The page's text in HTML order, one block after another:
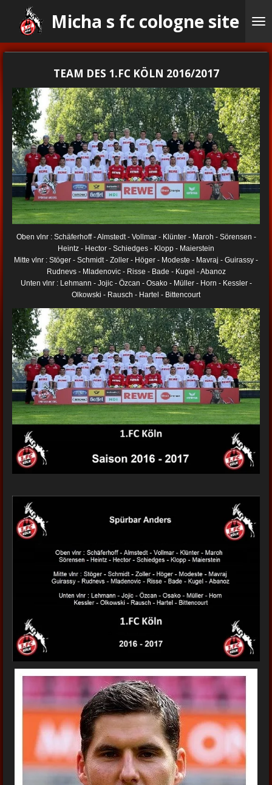
direct
naar
Micha s fc cologne site
TEAM DES 1.FC KÖLN 2016/2017
Oben vlnr : Schäferhoff - Almstedt - Vollmar - Klünter - Maroh - Sörensen -
Heintz - Hector - Schiedges - Klopp - Maierstein
Mitte vlnr : Stöger - Schmidt - Zoller - Höger - Modeste - Mavraj - Guirassy -
Rudnevs - Mladenovic - Risse - Bade - Kugel - Abanoz
Unten vlnr : Lehmann - Jojic - Özcan - Osako - Müller - Horn - Kessler -
Olkowski - Rausch - Hartel - Bittencourt